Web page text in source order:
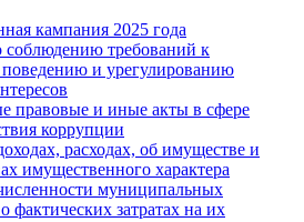
кампания 2025 года
соблюдению требований к
и урегулированию
правовые и иные акты в сфере
коррупции
расходах, об имуществе и
имущественного характера
муниципальных
фактических затратах на их